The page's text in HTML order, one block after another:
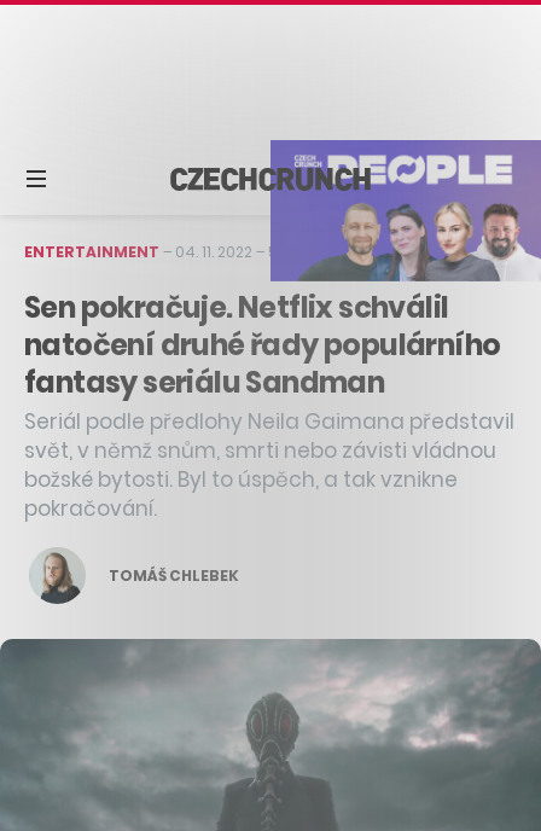
ENTERTAINMENT – 04. 11. 2022 – 5 min čtení
Sen pokračuje. Netflix schválil
natočení druhé řady populárního
fantasy seriálu Sandman
Seriál podle předlohy Neila Gaimana představil
svět, v němž snům, smrti nebo závisti vládnou
božské bytosti. Byl to úspěch, a tak vznikne
pokračování.
TOMÁŠ CHLEBEK